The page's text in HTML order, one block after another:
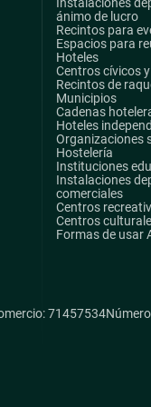
ánimo de lucro
Recintos para
Espacios para
Hoteles
Centros cívicos
Recintos de
Municipios
Cadenas
Hoteles
Organizaciones
Hostelería
Instituciones
Instalaciones
comerciales
Centros
Centros
Formas de usar
71457534